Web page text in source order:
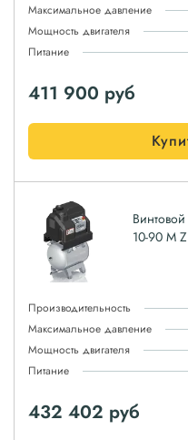
Максимальное давление
Мощность двигателя
Питание
411 900 руб
10-90 M Z
Производительность
Максимальное давление
Мощность двигателя
Питание
432 402 руб